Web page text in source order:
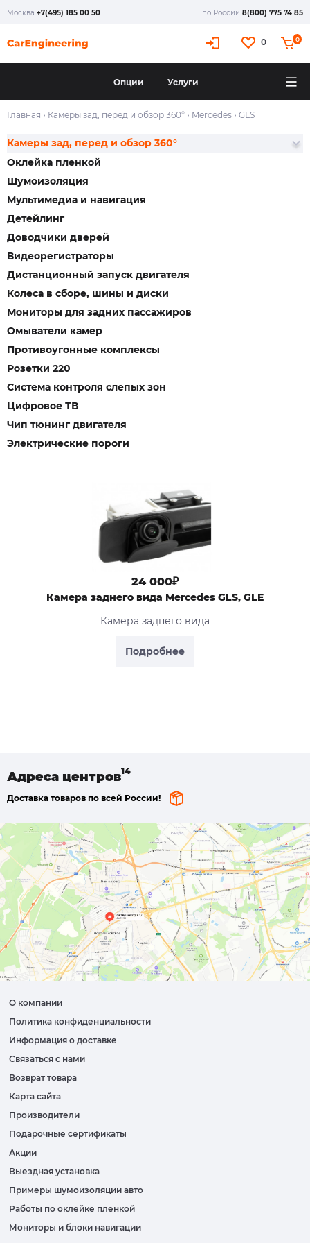
Москва +7(495) 185 00 50 по России 8(800) 775 74 85
0 0
Опции Услуги
Главная › Камеры зад, перед и обзор 360° › Mercedes › GLS
Оклейка пленкой
Шумоизоляция
Мультимедиа и навигация
Детейлинг
Доводчики дверей
Видеорегистраторы
Дистанционный запуск двигателя
Камеры зад, перед и обзор 360°
Колеса в сборе, шины и диски
Мониторы для задних пассажиров
Омыватели камер
Противоугонные комплексы
Розетки 220
Система контроля слепых зон
Цифровое ТВ
Чип тюнинг двигателя
Электрические пороги
Подробнее
24 000₽
Камера заднего вида Mercedes GLS, GLE
Камера заднего вида
Адреса центров
Доставка товаров по всей России!
О компании
Политика конфиденциальности
Информация о доставке
Связаться с нами
Возврат товара
Карта сайта
Производители
Подарочные сертификаты
Акции
Выездная установка
Примеры шумоизоляции авто
Работы по оклейке пленкой
Мониторы и блоки навигации